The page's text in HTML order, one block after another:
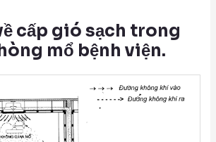
cấp gió sạch trong
mổ bệnh viện.